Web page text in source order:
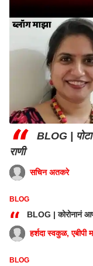
“
BLOG |
राणी
सचिन अतकरे
BLOG
“
BLOG | कोरोनानं
हर्शदा स्वकुळ, एबीपी
BLOG